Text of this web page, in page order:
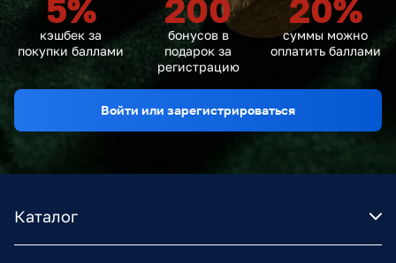
5%
кэшбек за
покупки баллами
200
бонусов в
подарок за
регистрацию
20%
суммы можно
оплатить баллами
Войти или зарегистрироваться
Каталог